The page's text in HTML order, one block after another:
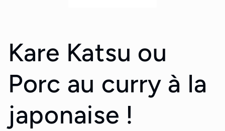
Kare Katsu ou
Porc au curry à la
japonaise !